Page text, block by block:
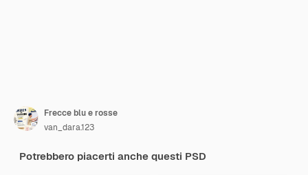
Frecce blu e rosse
van_dara.123
Potrebbero piacerti anche questi PSD